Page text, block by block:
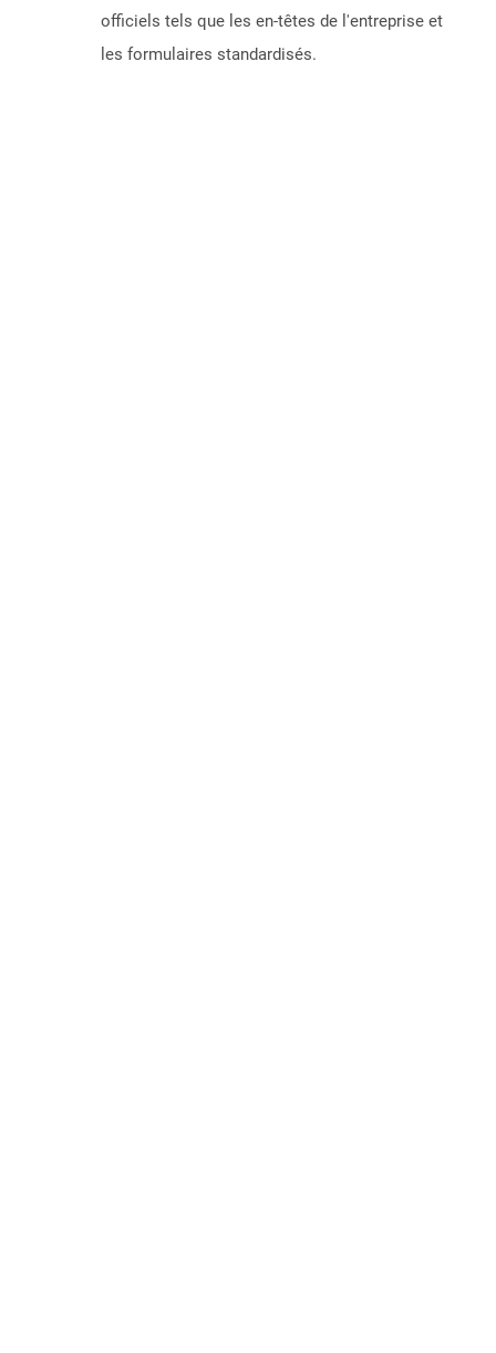
officiels tels que les en-têtes de l'entreprise et
les formulaires standardisés.